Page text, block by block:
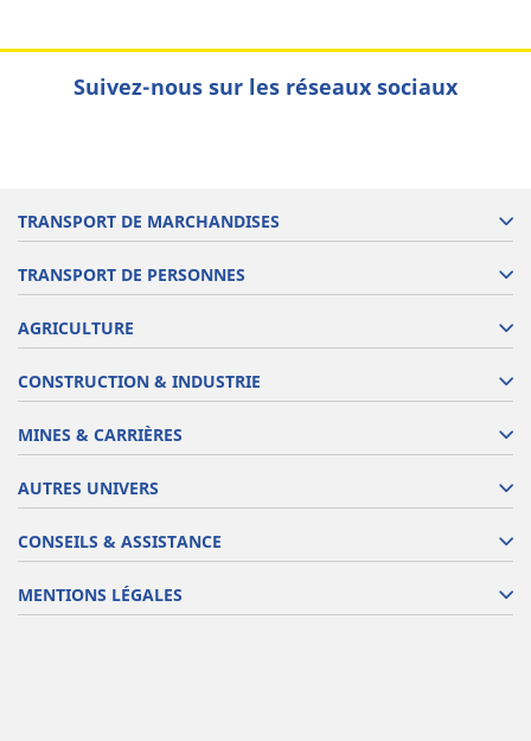
Suivez-nous sur les réseaux sociaux
TRANSPORT DE MARCHANDISES
TRANSPORT DE PERSONNES
AGRICULTURE
CONSTRUCTION & INDUSTRIE
MINES & CARRIÈRES
AUTRES UNIVERS
CONSEILS & ASSISTANCE
MENTIONS LÉGALES